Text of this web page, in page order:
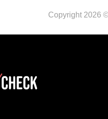
Copyright 2026